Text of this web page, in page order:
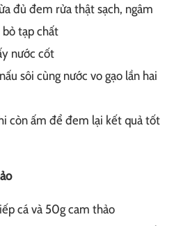
đủ đem rửa thật sạch, ngâm
tạp chất
nước cốt
sôi cùng nước vo gạo lần hai
còn ấm để đem lại kết quả tốt
cá và 50g cam thảo